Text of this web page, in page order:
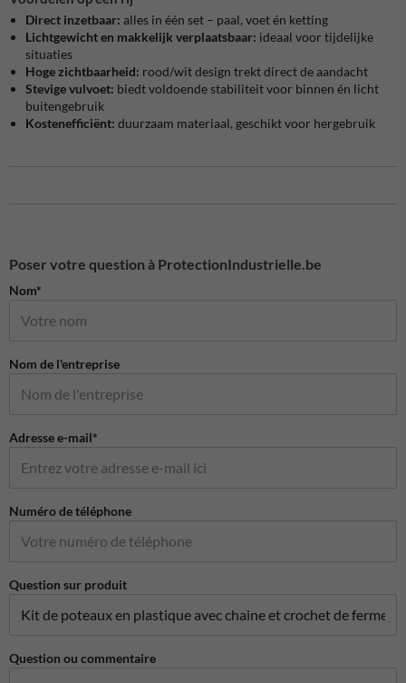
Direct inzetbaar: alles in één set – paal, voet én ketting
Lichtgewicht en makkelijk verplaatsbaar: ideaal voor tijdelijke
situaties
Hoge zichtbaarheid: rood/wit design trekt direct de aandacht
Stevige vulvoet: biedt voldoende stabiliteit voor binnen én licht
buitengebruik
Kostenefficiënt: duurzaam materiaal, geschikt voor hergebruik
Poser votre question à ProtectionIndustrielle.be
Nom*
Nom de l'entreprise
Adresse e-mail*
Numéro de téléphone
Question sur produit
Question ou commentaire